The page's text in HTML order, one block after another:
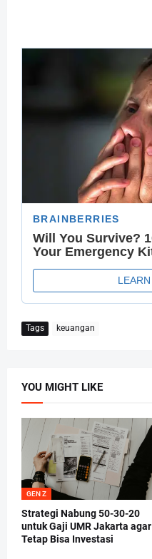
Tags keuangan
YOU MIGHT LIKE
GEN Z
Strategi Nabung 50-30-20
untuk Gaji UMR Jakarta agar
Tetap Bisa Investasi